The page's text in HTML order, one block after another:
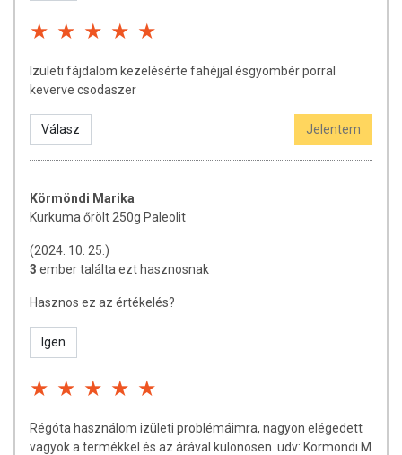
Izületi fájdalom kezelésérte fahéjjal ésgyömbér porral
keverve csodaszer
Válasz Jelentem
Körmöndi Marika
Kurkuma őrölt 250g Paleolit
(2024. 10. 25.)
3 ember találta ezt hasznosnak
Hasznos ez az értékelés?
Igen
Régóta használom izületi problémáimra, nagyon elégedett
vagyok a termékkel és az árával különösen. üdv: Körmöndi M